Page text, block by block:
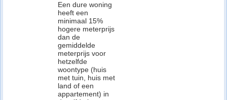
Een dure woning
heeft een
minimaal 15%
hogere meterprijs
dan de
gemiddelde
meterprijs voor
hetzelfde
woontype (huis
met tuin, huis met
land of een
appartement) in